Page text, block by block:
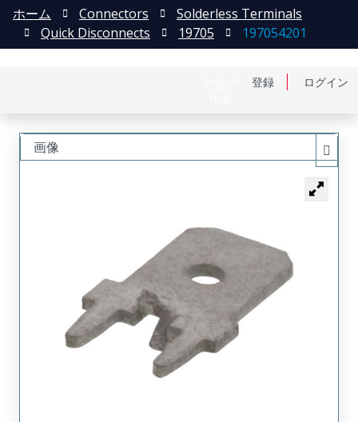
登録 ログイン
ホーム Connectors
Solderless Terminals
Quick Disconnects
19705 197054201
画像